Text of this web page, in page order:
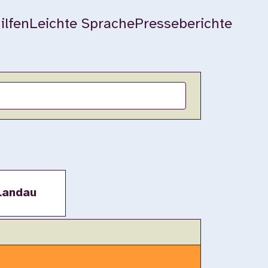
Leichte SprachePresseberichte